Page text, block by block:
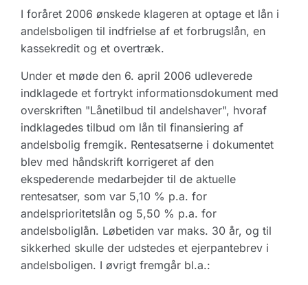
I foråret 2006 ønskede klageren at optage et lån i
andelsboligen til indfrielse af et forbrugslån, en
kassekredit og et overtræk.
Under et møde den 6. april 2006 udleverede
indklagede et fortrykt informationsdokument med
overskriften "Lånetilbud til andelshaver", hvoraf
indklagedes tilbud om lån til finansiering af
andelsbolig fremgik. Rentesatserne i dokumentet
blev med håndskrift korrigeret af den
ekspederende medarbejder til de aktuelle
rentesatser, som var 5,10 % p.a. for
andelsprioritetslån og 5,50 % p.a. for
andelsboliglån. Løbetiden var maks. 30 år, og til
sikkerhed skulle der udstedes et ejerpantebrev i
andelsboligen. I øvrigt fremgår bl.a.: